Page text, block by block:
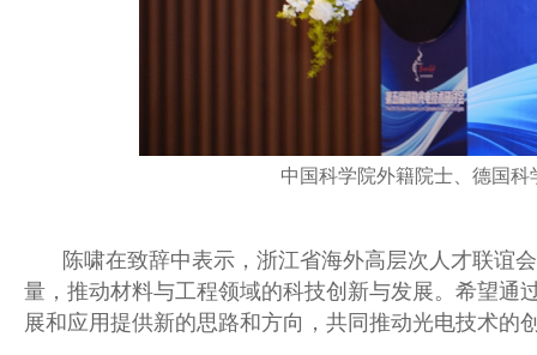
中国科学院外籍院士、德国
陈啸在致辞中表示，浙江省海外高层次人才联谊
量，推动材料与工程领域的科技创新与发展。希望通
展和应用提供新的思路和方向，共同推动光电技术